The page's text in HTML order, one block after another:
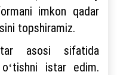
imkon qadar
topshiramiz.
asosi sifatida
istar edim.